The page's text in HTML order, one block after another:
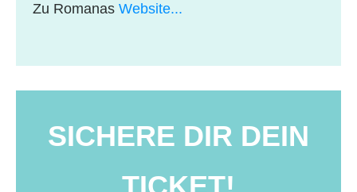
Zu Romanas Website...
SICHERE DIR DEIN